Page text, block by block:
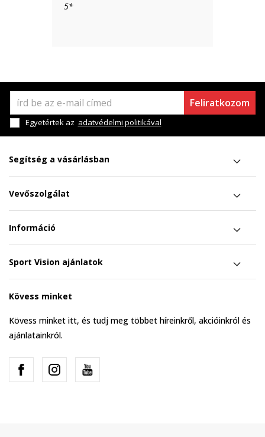
5*
Feliratkozom
Egyetértek az adatvédelmi politikával
Segítség a vásárlásban
Vevőszolgálat
Információ
Sport Vision ajánlatok
Kövess minket
Kövess minket itt, és tudj meg többet híreinkről, akcióinkról és
ajánlatainkról.